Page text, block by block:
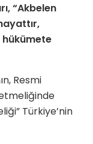
“Akbelen
hükümete
Resmi
Türkiye’nin